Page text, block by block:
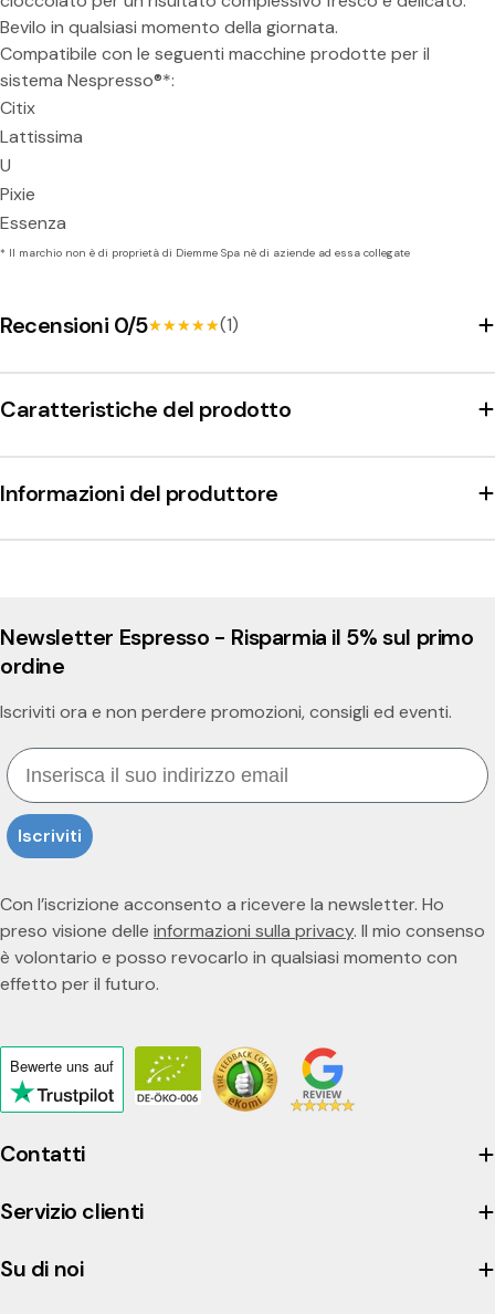
*
Bevilo in qualsiasi momento della giornata.
Compatibile con le seguenti macchine prodotte per il
sistema Nespresso®*:
Citix
Lattissima
U
Pixie
Essenza
* Il marchio non è di proprietà di Diemme Spa nè di aziende ad essa collegate
Recensioni 0/5★★★★★
★★★★★(1)
Caratteristiche del prodotto
Informazioni del produttore
Contatti
Servizio clienti
Su di noi
Newsletter Espresso - Risparmia il 5% sul primo
ordine
Iscriviti ora e non perdere promozioni, consigli ed eventi.
Email
Iscriviti
Con l’iscrizione acconsento a ricevere la newsletter. Ho
preso visione delle informazioni sulla privacy. Il mio consenso
è volontario e posso revocarlo in qualsiasi momento con
effetto per il futuro.
Bewerte uns auf
Click
to
view
company's
profile